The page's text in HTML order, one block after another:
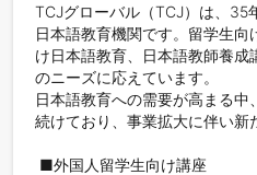
TCJグローバル（TCJ）は、35
日本語教育機関です。留学生向
け日本語教育、日本語教師養
のニーズに応えています。
日本語教育への需要が高まる
続けており、事業拡大に伴い新